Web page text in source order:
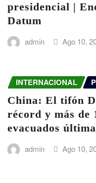
presidencial |
Datum
admin Ago 10,
INTERNACIONAL
China: El tifón
récord y más de
evacuados
admin Ago 10,